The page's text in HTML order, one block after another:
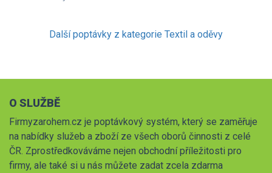
Další poptávky z kategorie Textil a oděvy
O SLUŽBĚ
Firmyzarohem.cz je poptávkový systém, který se zaměřuje
na nabídky služeb a zboží ze všech oborů činnosti z celé
ČR. Zprostředkováváme nejen obchodní příležitosti pro
firmy, ale také si u nás můžete zadat zcela zdarma